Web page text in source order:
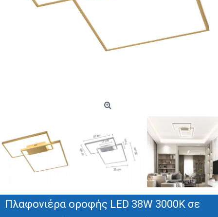
Πλαφονιέρα οροφής LED 38W 3000Κ σε